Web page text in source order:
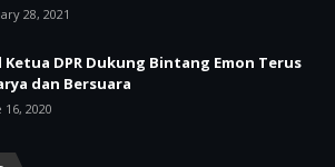
28, 2021
Ketua DPR Dukung Bintang Emon Terus
dan Bersuara
16, 2020